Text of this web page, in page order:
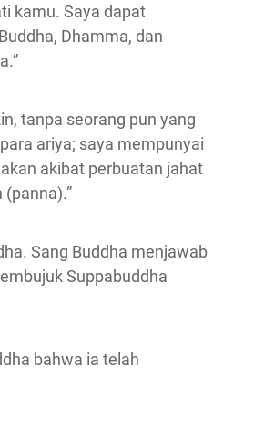
kamu. Saya dapat
Dhamma, dan
tanpa seorang pun yang
ariya; saya mempunyai
akibat perbuatan jahat
Sang Buddha menjawab
Suppabuddha
bahwa ia telah